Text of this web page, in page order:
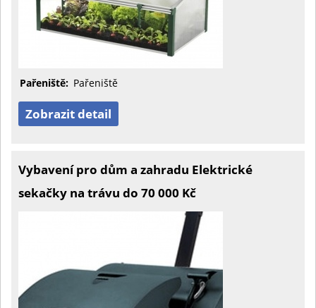
Pařeniště: Pařeniště
Zobrazit detail
Vybavení pro dům a zahradu Elektrické
sekačky na trávu do 70 000 Kč